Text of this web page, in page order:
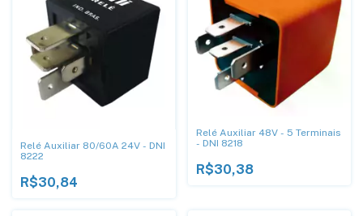
Relé Auxiliar 80/60A 24V - DNI
8222
R$30,84
Relé Auxiliar 48V - 5 Terminais
- DNI 8218
R$30,38